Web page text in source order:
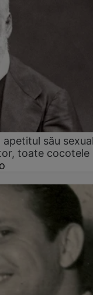
său
toate cocotele